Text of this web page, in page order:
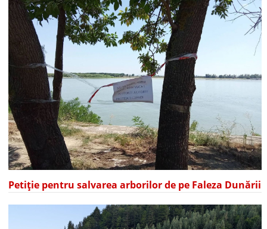
Petiție pentru salvarea arborilor de pe Faleza Dunării